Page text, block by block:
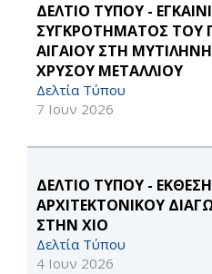
ΔΕΛΤΙΟ ΤΥΠΟΥ -
ΣΥΓΚΡΟΤΗΜΑΤΟΣ ΤΟΥ
ΑΙΓΑΙΟΥ ΣΤΗ
ΧΡΥΣΟΥ ΜΕΤΑΛΛΙΟΥ
Δελτία Τύπου
7 Ιουν 2026
ΔΕΛΤΙΟ ΤΥΠΟΥ -
ΑΡΧΙΤΕΚΤΟΝΙΚΟΥ
ΣΤΗΝ ΧΙΟ
Δελτία Τύπου
4 Ιουν 2026